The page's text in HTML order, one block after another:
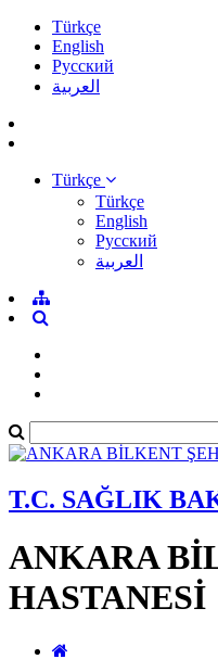
Türkçe
English
Pусский
العربية
Türkçe
Türkçe
English
Pусский
العربية
T.C. SAĞLIK
ANKARA
HASTANESİ